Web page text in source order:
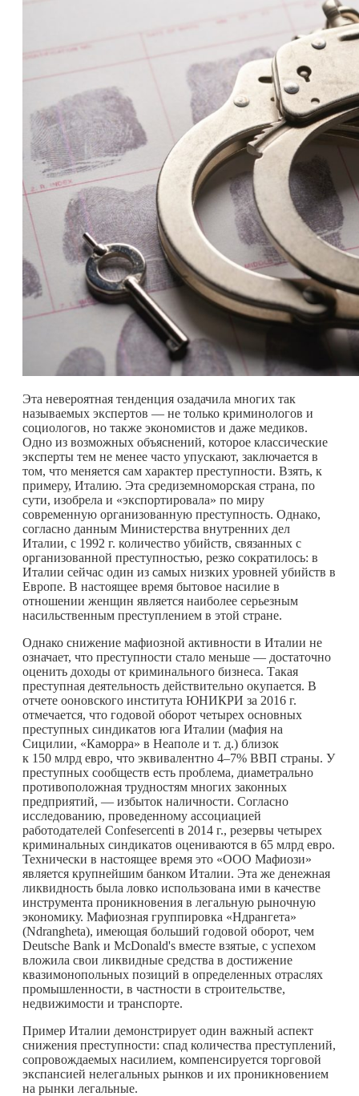
Эта невероятная тенденция озадачила многих так
называемых экспертов — не только криминологов и
социологов, но также экономистов и даже медиков.
Одно из возможных объяснений, которое классические
эксперты тем не менее часто упускают, заключается в
том, что меняется сам характер преступности. Взять, к
примеру, Италию. Эта средиземноморская страна, по
сути, изобрела и «экспортировала» по миру
современную организованную преступность. Однако,
согласно данным Министерства внутренних дел
Италии, с 1992 г. количество убийств, связанных с
организованной преступностью, резко сократилось: в
Италии сейчас один из самых низких уровней убийств в
Европе. В настоящее время бытовое насилие в
отношении женщин является наиболее серьезным
насильственным преступлением в этой стране.
Однако снижение мафиозной активности в Италии не
означает, что преступности стало меньше — достаточно
оценить доходы от криминального бизнеса. Такая
преступная деятельность действительно окупается. В
отчете ооновского института ЮНИКРИ за 2016 г.
отмечается, что годовой оборот четырех основных
преступных синдикатов юга Италии (мафия на
Сицилии, «Каморра» в Неаполе и т. д.) близок
к 150 млрд евро, что эквивалентно 4–7% ВВП страны. У
преступных сообществ есть проблема, диаметрально
противоположная трудностям многих законных
предприятий, — избыток наличности. Согласно
исследованию, проведенному ассоциацией
работодателей Confesercenti в 2014 г., резервы четырех
криминальных синдикатов оцениваются в 65 млрд евро.
Технически в настоящее время это «ООО Мафиози»
является крупнейшим банком Италии. Эта же денежная
ликвидность была ловко использована ими в качестве
инструмента проникновения в легальную рыночную
экономику. Мафиозная группировка «Ндрангета»
(Ndrangheta), имеющая больший годовой оборот, чем
Deutsche Bank и McDonald's вместе взятые, с успехом
вложила свои ликвидные средства в достижение
квазимонопольных позиций в определенных отраслях
промышленности, в частности в строительстве,
недвижимости и транспорте.
Пример Италии демонстрирует один важный аспект
снижения преступности: спад количества преступлений,
сопровождаемых насилием, компенсируется торговой
экспансией нелегальных рынков и их проникновением
на рынки легальные.